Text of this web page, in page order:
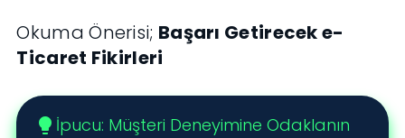
Okuma Önerisi; Başarı Getirecek e-
Ticaret Fikirleri
lightbulb İpucu: Müşteri Deneyimine Odaklanın